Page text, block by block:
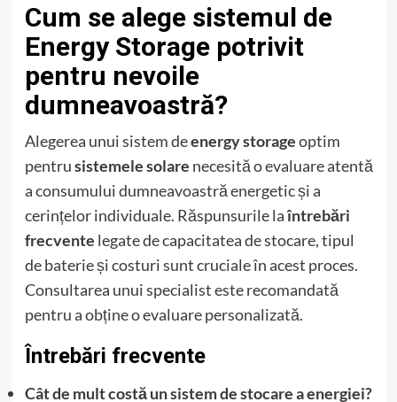
Cum se alege sistemul de
Energy Storage potrivit
pentru nevoile
dumneavoastră?
Alegerea unui sistem deenergy storageoptim
pentrusistemele solare necesită o evaluare atentă
a consumului dumneavoastră energetic și a
cerințelor individuale. Răspunsurile laîntrebări
frecvente legate de capacitatea de stocare, tipul
de baterie și costuri sunt cruciale în acest proces.
Consultarea unui specialist este recomandată
pentru a obține o evaluare personalizată.
Întrebări frecvente
Cât de mult costă un sistem de stocare a energiei?